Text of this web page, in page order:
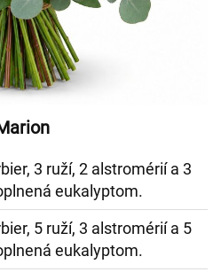
3 ruží, 2 alstromérií a 3
eukalyptom.
5 ruží, 3 alstromérií a 5
eukalyptom.